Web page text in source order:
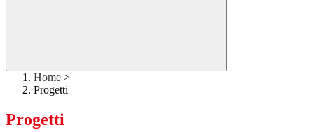
Home >
Progetti
Progetti